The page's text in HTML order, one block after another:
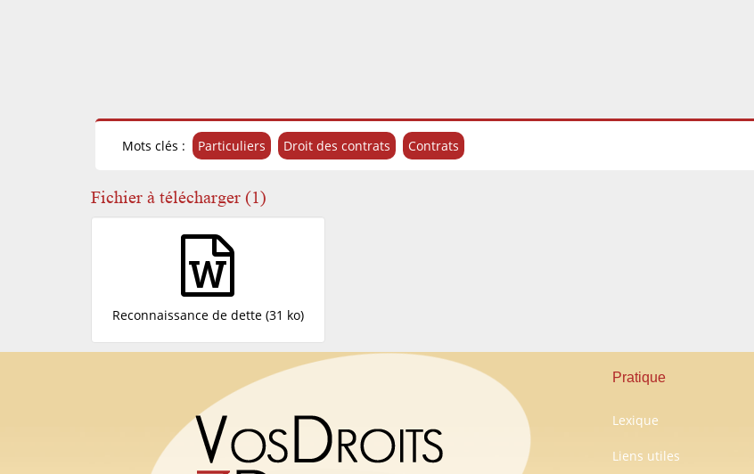
Mots clés : Particuliers Droit des contrats Contrats
Fichier à télécharger (1)
Reconnaissance de dette (31 ko)
Pratique
Lexique
Liens utiles